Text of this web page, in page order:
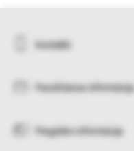
Kontakti
Pasūtīšanas informācija
Piegādes informācija